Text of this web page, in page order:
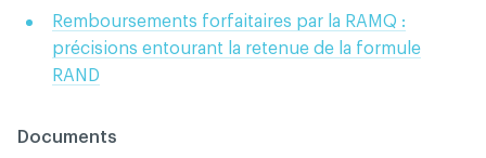
Remboursements forfaitaires par la RAMQ :
précisions entourant la retenue de la formule
RAND
Documents